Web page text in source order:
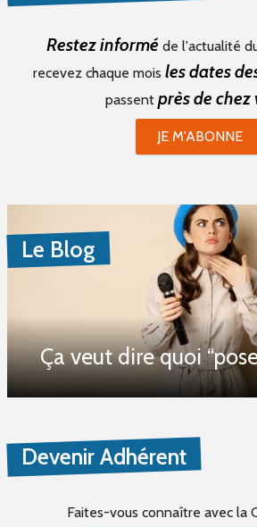
Restez informé de l'actualité
recevez chaque mois les dates
passent près de chez
JE M'ABONNE
Le Blog
Ça veut dire quoi
Devenir Adhérent
Faites-vous connaître avec la